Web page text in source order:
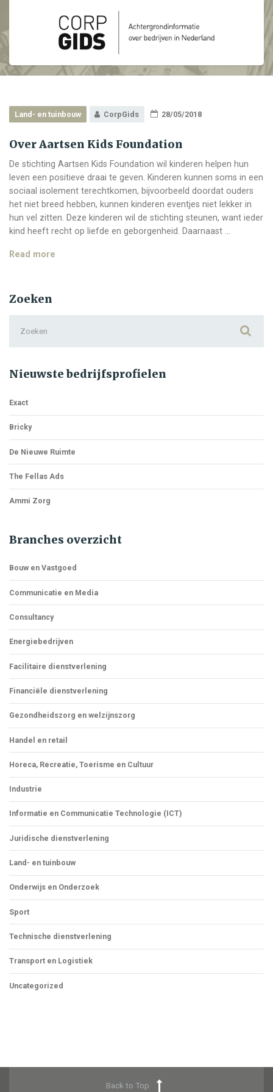
Land- en tuinbouw CorpGids 28/05/2018
Over Aartsen Kids Foundation
De stichting Aartsen Kids Foundation wil kinderen helpen hun
leven een positieve draai te geven. Kinderen kunnen soms in een
sociaal isolement terechtkomen, bijvoorbeeld doordat ouders
het niet breed hebben, kunnen kinderen eventjes niet lekker in
hun vel zitten. Deze kinderen wil de stichting steunen, want ieder
kind heeft recht op liefde en geborgenheid. Daarnaast …
Read more
Zoeken
for:
Nieuwste bedrijfsprofielen
Exact
Bricky
De Nieuwe Ruimte
The Fellas Ads
Ammi Zorg
Branches overzicht
Bouw en Vastgoed
Communicatie en Media
Consultancy
Energiebedrijven
Facilitaire dienstverlening
Financiële dienstverlening
Gezondheidszorg en welzijnszorg
Handel en retail
Horeca, Recreatie, Toerisme en Cultuur
Industrie
Informatie en Communicatie Technologie (ICT)
Juridische dienstverlening
Land- en tuinbouw
Onderwijs en Onderzoek
Sport
Technische dienstverlening
Transport en Logistiek
Uncategorized
Back to Top